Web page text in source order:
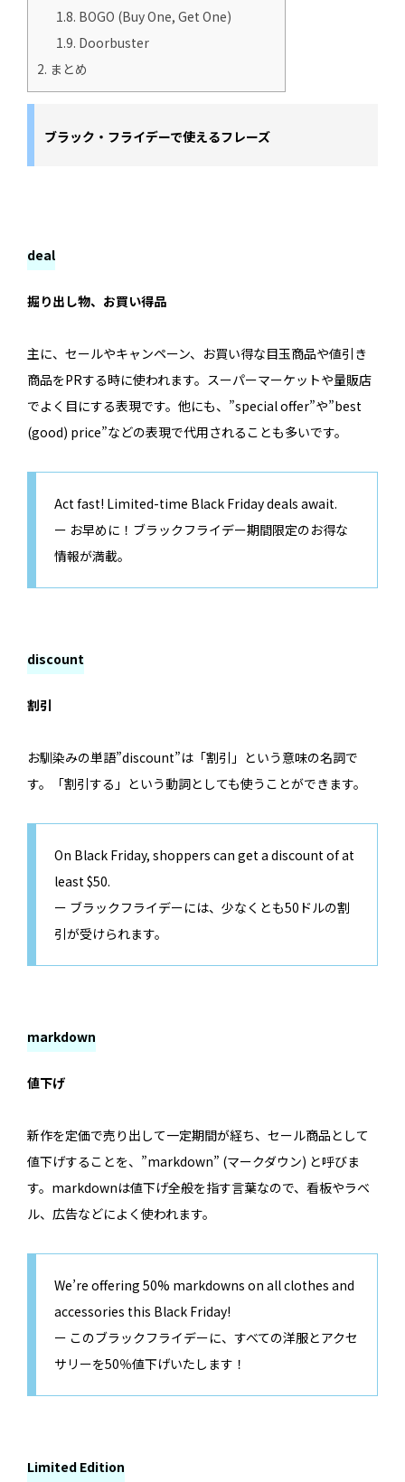
1.8. BOGO (Buy One, Get One)
1.9. Doorbuster
2. まとめ
ブラック・フライデーで使えるフレーズ
deal
掘り出し物、お買い得品
主に、セールやキャンペーン、お買い得な目玉商品や値引き
商品をPRする時に使われます。スーパーマーケットや量販店
でよく目にする表現です。他にも、”special offer”や”best
(good) price”などの表現で代用されることも多いです。
Act fast! Limited-time Black Friday deals await.
ー お早めに！ブラックフライデー期間限定のお得な
情報が満載。
discount
割引
お馴染みの単語”discount”は「割引」という意味の名詞で
す。「割引する」という動詞としても使うことができます。
On Black Friday, shoppers can get a discount of at
least $50.
ー ブラックフライデーには、少なくとも50ドルの割
引が受けられます。
markdown
値下げ
新作を定価で売り出して一定期間が経ち、セール商品として
値下げすることを、”markdown” (マークダウン) と呼びま
す。markdownは値下げ全般を指す言葉なので、看板やラベ
ル、広告などによく使われます。
We’re offering 50% markdowns on all clothes and
accessories this Black Friday!
ー このブラックフライデーに、すべての洋服とアクセ
サリーを50％値下げいたします！
Limited Edition